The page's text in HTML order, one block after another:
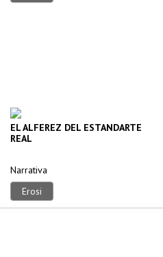
EL ALFEREZ DEL ESTANDARTE
REAL
Narrativa
Erosi